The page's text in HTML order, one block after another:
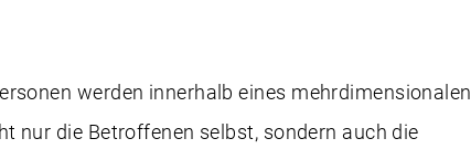
werden innerhalb eines mehrdimensionalen
nur die Betroffenen selbst, sondern auch die